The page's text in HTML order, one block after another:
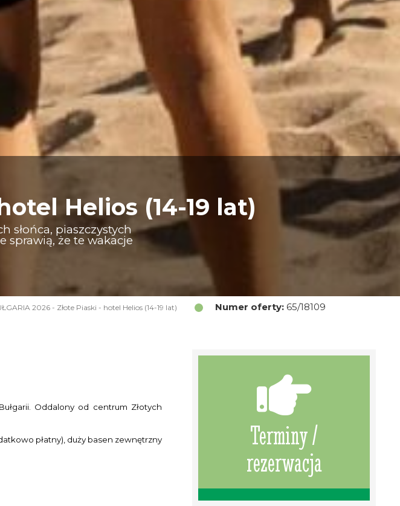
Helios (14-19 lat)
słońca, piaszczystych
sprawią, że te wakacje
2026 - Złote Piaski - hotel Helios (14-19 lat) Numer oferty: 65/18109
Terminy /
rezerwacja
Oddalony od centrum Złotych
płatny), duży basen zewnętrzny